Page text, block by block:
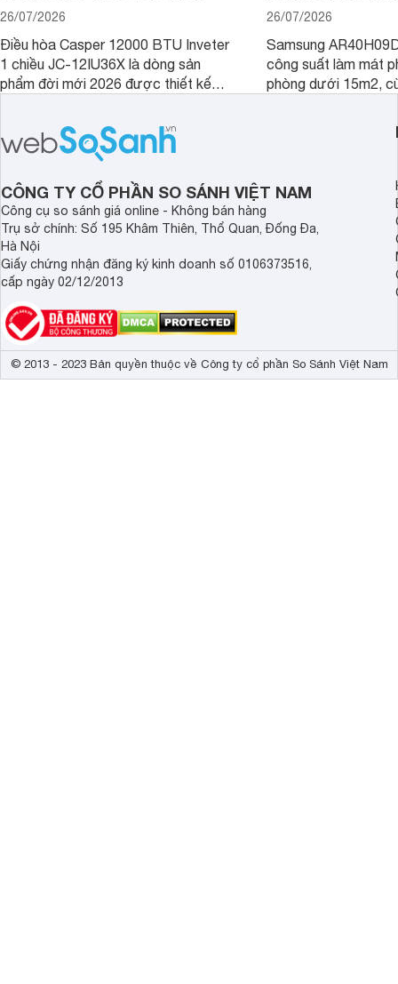
26/07/2026
Điều hòa Casper 12000 BTU Inveter
1 chiều JC-12IU36X là dòng sản
phẩm đời mới 2026 được thiết kế
sở hữu khả năng làm mát tốt mà còn
có giá bán rất hợp lý.
26/07/2026
Samsung
công suất làm mát
phòng dưới 15m2,
phòng ngủ, phòng
CÔNG TY CỔ PHẦN SO SÁNH VIỆT NAM
Công cụ so sánh giá online - Không bán hàng
Trụ sở chính: Số 195 Khâm Thiên, Thổ Quan, Đống Đa,
Hà Nội
Giấy chứng nhận đăng ký kinh doanh số 0106373516,
cấp ngày 02/12/2013
© 2013 - 2023 Bản quyền thuộc về Công ty cổ phần So Sánh Việt Nam